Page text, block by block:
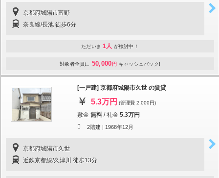
京都府城陽市富野
奈良線/長池 徒歩6分
ただいま 1人 が検討中！
対象者全員に 50,000 円 キャッシュバック!
[一戸建] 京都府城陽市久世 の賃貸
5.3万円 (管理費 2,000円)
敷金 無料 /礼金 5.3万円
2階建 | 1968年12月
京都府城陽市久世
近鉄京都線/久津川 徒歩13分